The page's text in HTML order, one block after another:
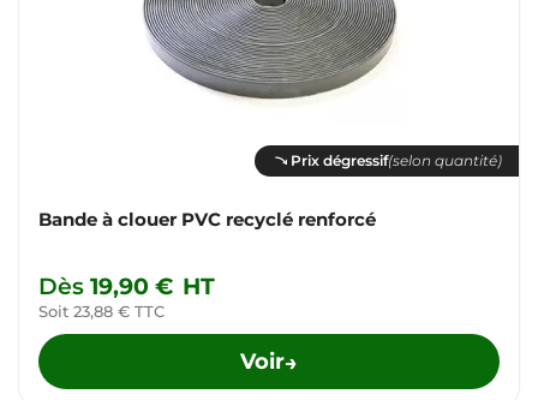
Prix dégressif(selon quantité)
Bande à clouer PVC recyclé renforcé
Dès 19,90 € HT
Soit 23,88 € TTC
Voir→